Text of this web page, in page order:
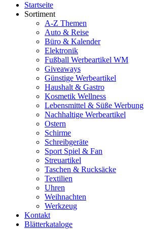
Startseite
Sortiment
A-Z Themen
Auto & Reise
Büro & Kalender
Elektronik
Fußball Werbeartikel WM
Giveaways
Günstige Werbeartikel
Haushalt & Gastro
Kosmetik Wellness
Lebensmittel & Süße Werbung
Nachhaltige Werbeartikel
Ostern
Schirme
Schreibgeräte
Sport Spiel & Fan
Streuartikel
Taschen & Rucksäcke
Textilien
Uhren
Weihnachten
Werkzeug
Kontakt
Blätterkataloge